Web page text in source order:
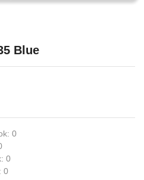
Blue
0
0
0